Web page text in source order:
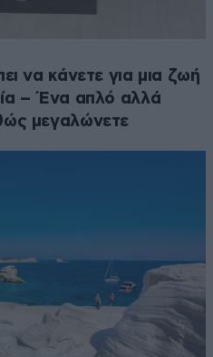
να κάνετε για μια ζωή
– Ένα απλό αλλά
μεγαλώνετε